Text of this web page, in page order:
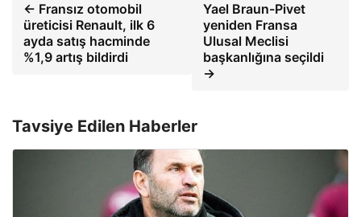
← Fransız otomobil
üreticisi Renault, ilk 6
ayda satış hacminde
%1,9 artış bildirdi
Yael Braun-Pivet
yeniden Fransa
Ulusal Meclisi
başkanlığına seçildi
→
Tavsiye Edilen Haberler